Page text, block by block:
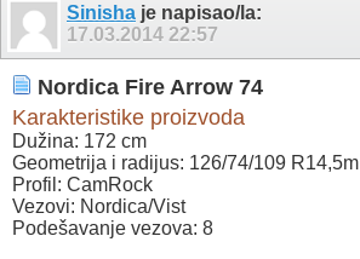
Sinisha je napisao/la:
17.03.2014 22:57
Nordica Fire Arrow 74
Karakteristike proizvoda
Dužina: 172 cm
Geometrija i radijus: 126/74/109 R14,5m
Profil: CamRock
Vezovi: Nordica/Vist
Podešavanje vezova: 8